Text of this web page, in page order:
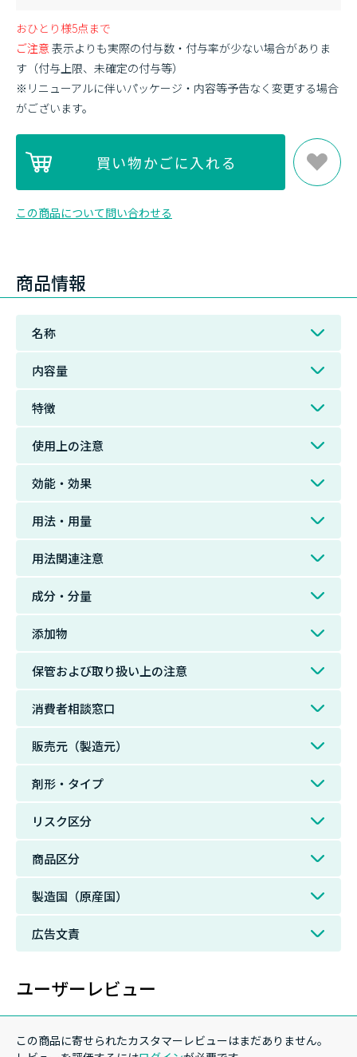
おひとり様5点まで
ご注意 表示よりも実際の付与数・付与率が少ない場合がありま
す（付与上限、未確定の付与等）
※リニューアルに伴いパッケージ・内容等予告なく変更する場合
がございます。
この商品について問い合わせる
商品情報
名称
内容量
特徴
使用上の注意
効能・効果
用法・用量
用法関連注意
成分・分量
添加物
保管および取り扱い上の注意
消費者相談窓口
販売元（製造元）
剤形・タイプ
リスク区分
商品区分
製造国（原産国）
広告文責
ユーザーレビュー
この商品に寄せられたカスタマーレビューはまだありません。